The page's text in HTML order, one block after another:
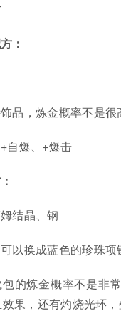
：
品，炼金概率不是很
自爆、+爆击
结晶、钢
以换成蓝色的珍珠项
的炼金概率不是非
果，还有灼烧光环